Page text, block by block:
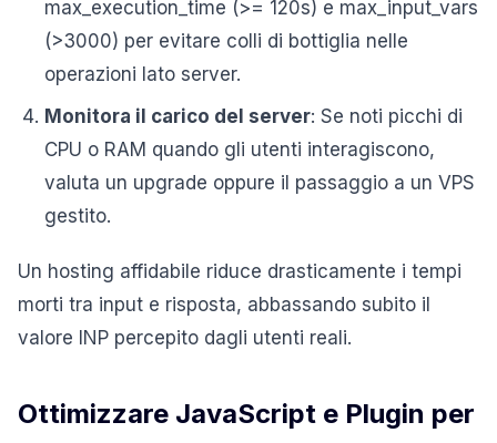
max_execution_time (>= 120s) e max_input_vars
(>3000) per evitare colli di bottiglia nelle
operazioni lato server.
Monitora il carico del server: Se noti picchi di
CPU o RAM quando gli utenti interagiscono,
valuta un upgrade oppure il passaggio a un VPS
gestito.
Un hosting affidabile riduce drasticamente i tempi
morti tra input e risposta, abbassando subito il
valore INP percepito dagli utenti reali.
Ottimizzare JavaScript e Plugin per